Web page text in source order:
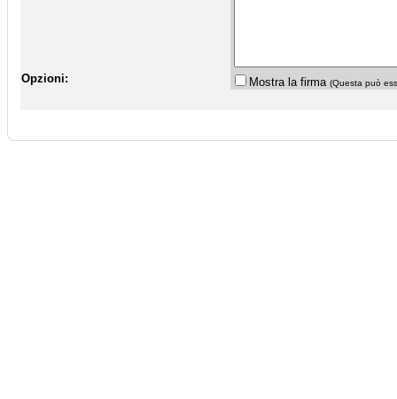
Opzioni: Mostra la firma (Questa può